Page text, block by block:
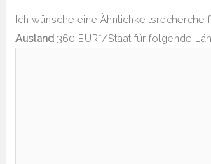
Ich wünsche eine Ähnlichkeitsrecherche
Ausland 360 EUR*/Staat für folgende